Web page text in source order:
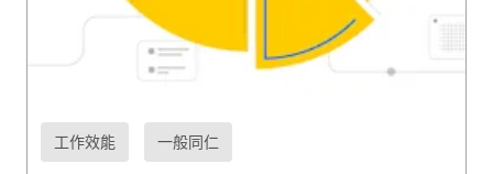
工作效能 一般同仁